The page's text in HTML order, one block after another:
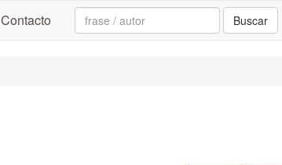
Contacto Search: Buscar